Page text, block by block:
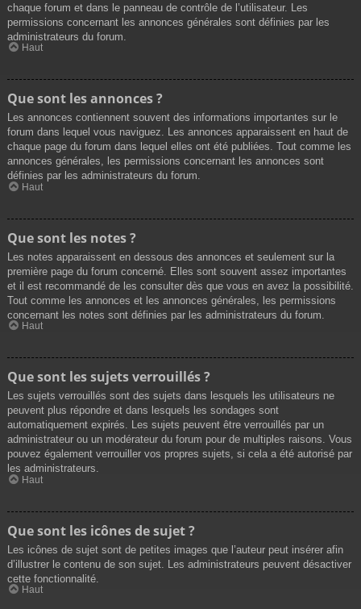
chaque forum et dans le panneau de contrôle de l’utilisateur. Les
permissions concernant les annonces générales sont définies par les
administrateurs du forum.
Haut
Que sont les annonces ?
Les annonces contiennent souvent des informations importantes sur le
forum dans lequel vous naviguez. Les annonces apparaissent en haut de
chaque page du forum dans lequel elles ont été publiées. Tout comme les
annonces générales, les permissions concernant les annonces sont
définies par les administrateurs du forum.
Haut
Que sont les notes ?
Les notes apparaissent en dessous des annonces et seulement sur la
première page du forum concerné. Elles sont souvent assez importantes
et il est recommandé de les consulter dès que vous en avez la possibilité.
Tout comme les annonces et les annonces générales, les permissions
concernant les notes sont définies par les administrateurs du forum.
Haut
Que sont les sujets verrouillés ?
Les sujets verrouillés sont des sujets dans lesquels les utilisateurs ne
peuvent plus répondre et dans lesquels les sondages sont
automatiquement expirés. Les sujets peuvent être verrouillés par un
administrateur ou un modérateur du forum pour de multiples raisons. Vous
pouvez également verrouiller vos propres sujets, si cela a été autorisé par
les administrateurs.
Haut
Que sont les icônes de sujet ?
Les icônes de sujet sont de petites images que l’auteur peut insérer afin
d’illustrer le contenu de son sujet. Les administrateurs peuvent désactiver
cette fonctionnalité.
Haut